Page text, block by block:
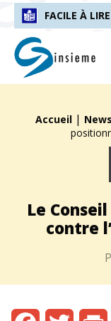
FACILE À LIRE
insieme.ch
Fil d'Ariane :
Accueil | News
Le
contre